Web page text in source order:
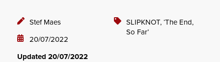
Stef Maes
20/07/2022
SLIPKNOT, ‘The End,
So Far’
Updated 20/07/2022